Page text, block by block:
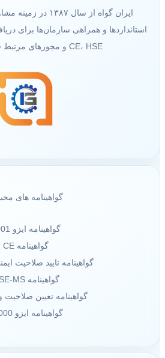
ایران گواه از سال ۱۳۸۷
CE، HSE و مجوزهای مرتبط فعالیت می‌کند.
گواهینامه های
گواهینامه ایزو 9001
گواهینامه CE
گواهینامه تایید صلاحیت
گواهینامه HSE-MS
گواهینامه تعیین صلاحیت و
گواهینامه ایزو 22000